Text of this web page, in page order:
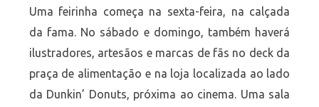
Uma feirinha começa na sexta-feira, na calçada
da fama. No sábado e domingo, também haverá
ilustradores, artesãos e marcas de fãs no deck da
praça de alimentação e na loja localizada ao lado
da Dunkin’ Donuts, próxima ao cinema. Uma sala